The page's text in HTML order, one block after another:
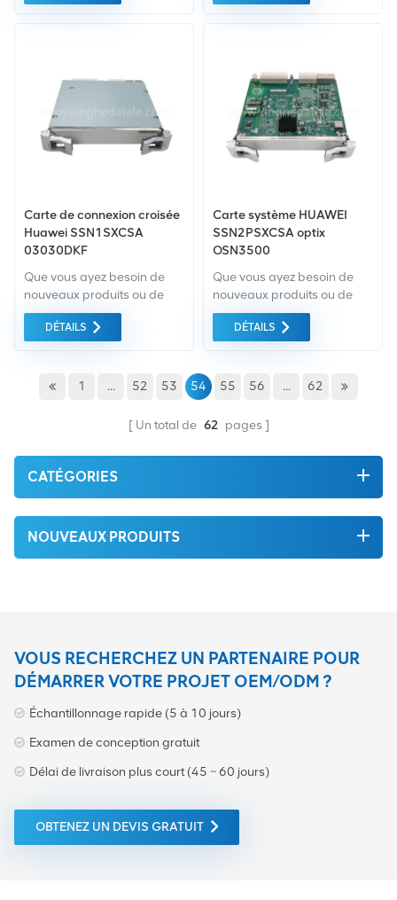
achetons uniquement des
qualité. Tout cela est fourni
au meilleur prix possible.
achetons uniquement des
. Tout cela est fourni au
meilleur prix possible.
Carte de connexion croisée
Huawei SSN1SXCSA
03030DKF
Que vous ayez besoin de
nouveaux produits ou de
produits rénovés, il faut une
approche globale Garantie
équipements du marché
. Tout cela est fourni au
meilleur prix possible.
DÉTAILS
Carte système HUAWEI
SSN2PSXCSA optix
OSN3500
Que vous ayez besoin de
nouveaux produits ou de
produits rénovés, il faut une
approche globale Garantie
équipements du marché
. Tout cela est fourni au
meilleur prix possible.
DÉTAILS
1 ... 52 53 54 55 56 ... 62
Un total de 62 pages
CATÉGORIES
NOUVEAUX PRODUITS
VOUS RECHERCHEZ UN PARTENAIRE POUR
DÉMARRER VOTRE PROJET OEM/ODM ?
Échantillonnage rapide (5 à 10 jours)
Examen de conception gratuit
Délai de livraison plus court (45 ~ 60 jours)
OBTENEZ UN DEVIS GRATUIT